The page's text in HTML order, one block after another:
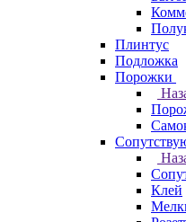
Плинтус
Подложка
Порожки
Клей